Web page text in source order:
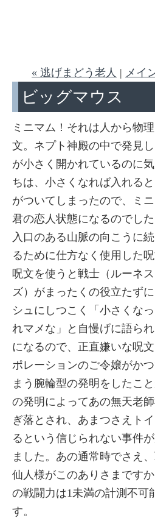
« 逃げまどう老人 | メイ
ビッグマウス
ミニマム！それは人から物
文。ネプト神殿の中で発見
が小さく開かれているのに
ちは、小さくなれば入れる
がついてしまったので、ミ
君の恋人状態になるのでし
入口のある山脈の向こうに
るために仕方なく使用した
呪文を使うと戦士（ルーネ
ズ）がまったくの役立たず
シュにしつこく「小さくな
れマメな」と自慢げに語ら
になるので、正直嫌いな呪
ポレーションのご令嬢がか
まう腕輪型の発明をしたこ
の発明によってあの無天老
ぎ落とされ、あまつさえト
るという信じられない事件
ました。あの通常時でさえ
仙人様がこのありさまです
の戦闘力は1未満の計測不可
す。